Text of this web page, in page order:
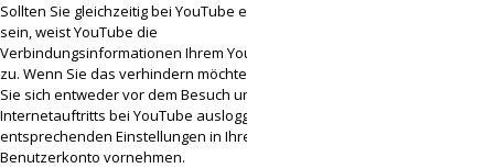
Sollten Sie gleichzeitig bei YouTube eingeloggt
sein, weist YouTube die
Verbindungsinformationen Ihrem YouTube-Konto
zu. Wenn Sie das verhindern möchten, müssen
Sie sich entweder vor dem Besuch unseres
Internetauftritts bei YouTube ausloggen oder die
entsprechenden Einstellungen in Ihrem YouTube-
Benutzerkonto vornehmen.